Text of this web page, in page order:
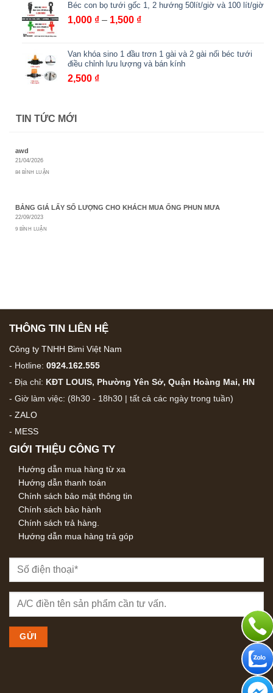
Béc con bọ tưới gốc 1, 2 hướng 50lít/giờ và 100 lít/giờ
1,000 ₫ – 1,500 ₫Khoảng
1,000 ₫
đến
Van khóa sino 1 đầu trơn 1 gài và 2 gài nối béc tưới
điều chỉnh lưu lượng và bán kính
2,500 ₫
TIN TỨC MỚI
awd
21/04/2026
84 BÌNH LUẬN
BẢNG GIÁ LẤY SỐ LƯỢNG CHO KHÁCH MUA ỐNG PHUN MƯA
22/09/2023
9 BÌNH LUẬN
THÔNG TIN LIÊN HỆ
Công ty TNHH Bimi Việt Nam
- Hotline: 0924.162.555
- Địa chỉ: KĐT LOUIS, Phường Yên Sở, Quận Hoàng Mai, HN
- Giờ làm việc: (8h30 - 18h30 | tất cả các ngày trong tuần)
- ZALO
- MESS
GIỚI THIỆU CÔNG TY
Hướng dẫn mua hàng từ xa
Hướng dẫn thanh toán
Chính sách bảo mật thông tin
Chính sách bảo hành
Chính sách trả hàng.
Hướng dẫn mua hàng trả góp